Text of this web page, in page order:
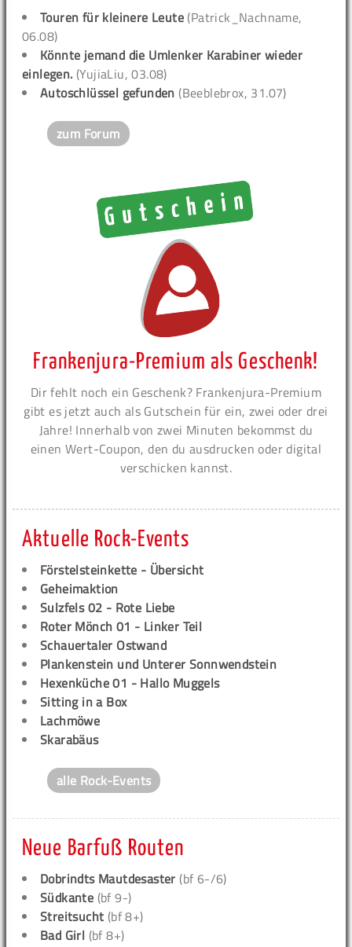
Touren für kleinere Leute (Patrick_Nachname,
06.08)
Könnte jemand die Umlenker Karabiner wieder
einlegen. (YujiaLiu, 03.08)
Autoschlüssel gefunden (Beeblebrox, 31.07)
zum Forum
Frankenjura-Premium als Geschenk!
Dir fehlt noch ein Geschenk? Frankenjura-Premium
gibt es jetzt auch als Gutschein für ein, zwei oder drei
Jahre! Innerhalb von zwei Minuten bekommst du
einen Wert-Coupon, den du ausdrucken oder digital
verschicken kannst.
Aktuelle Rock-Events
Förstelsteinkette - Übersicht
Geheimaktion
Sulzfels 02 - Rote Liebe
Roter Mönch 01 - Linker Teil
Schauertaler Ostwand
Plankenstein und Unterer Sonnwendstein
Hexenküche 01 - Hallo Muggels
Sitting in a Box
Lachmöwe
Skarabäus
alle Rock-Events
Neue Barfuß Routen
Dobrindts Mautdesaster (bf 6-/6)
Südkante (bf 9-)
Streitsucht (bf 8+)
Bad Girl (bf 8+)